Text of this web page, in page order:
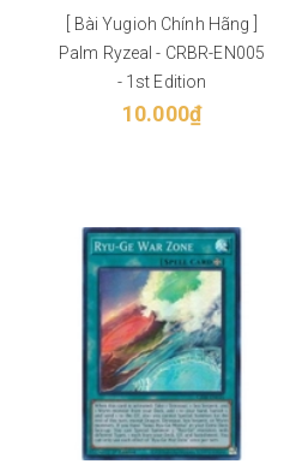
[ Bài Yugioh Chính Hãng ]
Palm Ryzeal - CRBR-EN005
- 1st Edition
10.000₫